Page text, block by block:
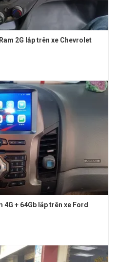
2G lắp trên xe Chevrolet
4G + 64Gb lắp trên xe Ford